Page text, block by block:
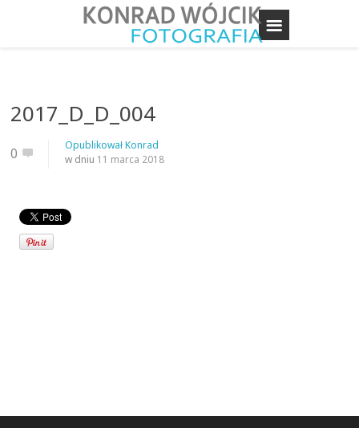
2017_D_D_004
0 OpublikowałKonrad
w dniu 11 marca 2018